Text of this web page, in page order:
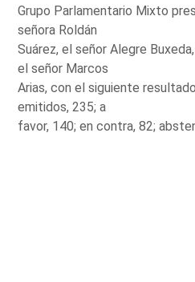
Grupo Parlamentario Mixto
señora Roldán
Suárez, el señor Alegre
el señor Marcos
Arias, con el siguiente
emitidos, 235; a
favor, 140; en contra, 82;